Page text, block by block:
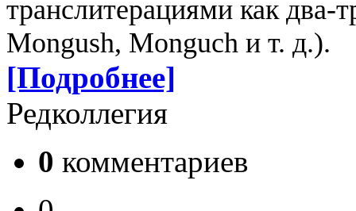
транслитерациями как два-
Mongush, Monguch и т. д.).
[Подробнее]
Редколлегия
0 комментариев